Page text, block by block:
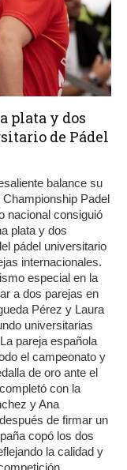
plata y dos
de Pádel
balance su
Padel
nacional consiguió
plata y dos
pádel universitario
internacionales.
especial en la
a dos parejas en
Pérez y Laura
universitarias
pareja española
el campeonato y
de oro ante el
con la
y Ana
de firmar un
copó los dos
la calidad y